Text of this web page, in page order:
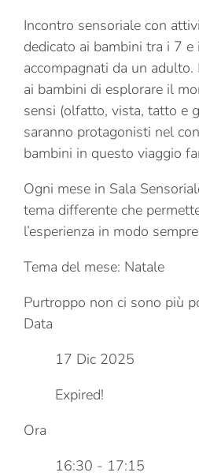
Incontro sensoriale con
dedicato ai bambini tra i 7 e
accompagnati da un adulto.
ai bambini di esplorare il
sensi (olfatto, vista, tatto e
saranno protagonisti nel
bambini in questo viaggio
Ogni mese in Sala
tema differente che
l’esperienza in modo
Tema del mese: Natale
Purtroppo non ci sono più
Data
17 Dic 2025
Expired!
Ora
16:30 - 17:15